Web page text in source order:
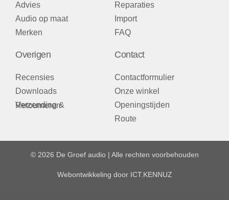
Advies
Audio op maat
Merken
Reparaties
Import
FAQ
Overigen
Recensies
Downloads
Verzending & Retourneren
Contact
Contactformulier
Onze winkel
Openingstijden
Route
© 2026 De Groef audio | Alle rechten voorbehouden
Webontwikkeling door ICT.KENNUZ